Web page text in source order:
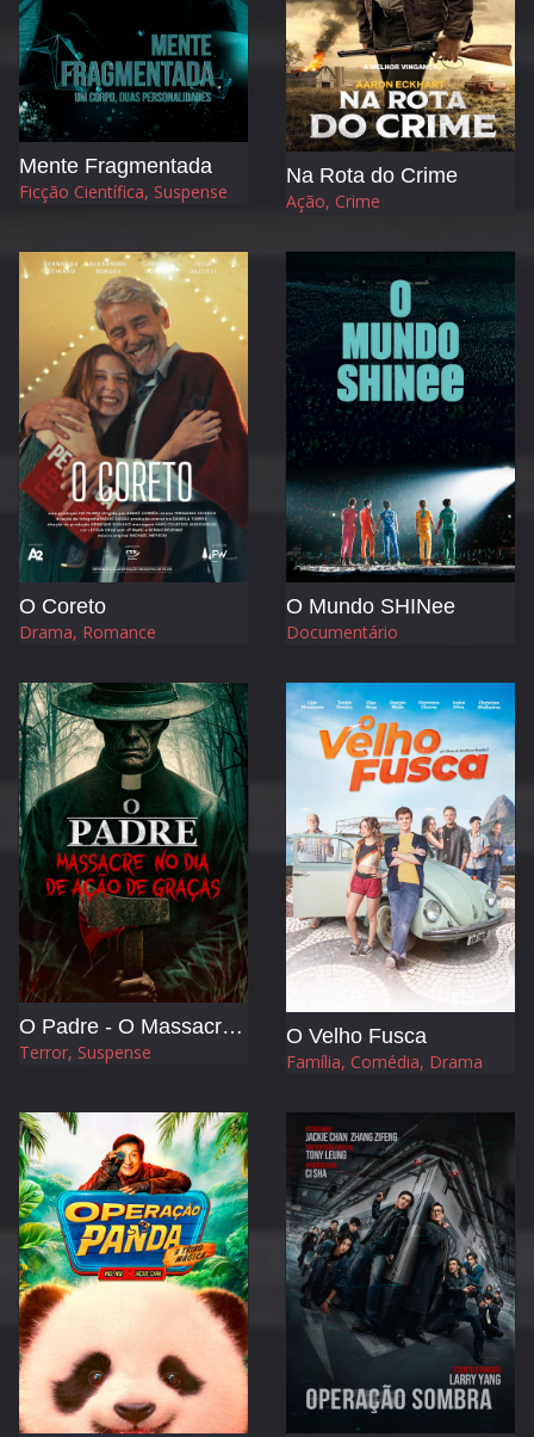
Mente Fragmentada
Ficção Científica, Suspense
Na Rota do Crime
Ação, Crime
O Coreto
Drama, Romance
O Mundo SHINee
Documentário
O Padre - O Massacre no Dia de Ação de Graças
Terror, Suspense
O Velho Fusca
Família, Comédia, Drama